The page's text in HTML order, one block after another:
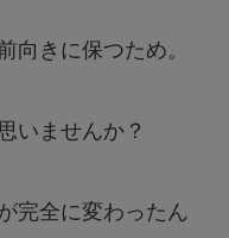
向きに保つため。
いませんか？
完全に変わったん